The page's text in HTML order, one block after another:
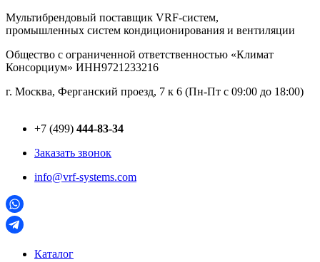
Перейти
к
Мультибрендовый поставщик VRF-cистем,
промышленных систем кондиционирования и вентиляции
Общество с ограниченной ответственностью «Климат
Консорциум» ИНН9721233216
г. Москва, Ферганский проезд, 7 к 6 (Пн-Пт с 09:00 до 18:00)
+7 (499) 444-83-34
Заказать звонок
info@vrf-systems.com
Каталог